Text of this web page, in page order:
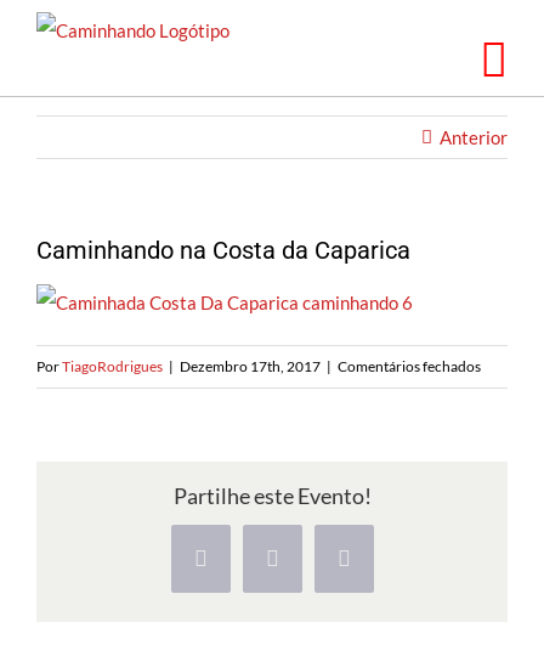
Saltar
Anterior
Caminhando na Costa da Caparica
PorTiagoRodrigues | Dezembro 17th, 2017 | Comentários fechadosem
Partilhe este Evento!
Facebook
X Pinterest